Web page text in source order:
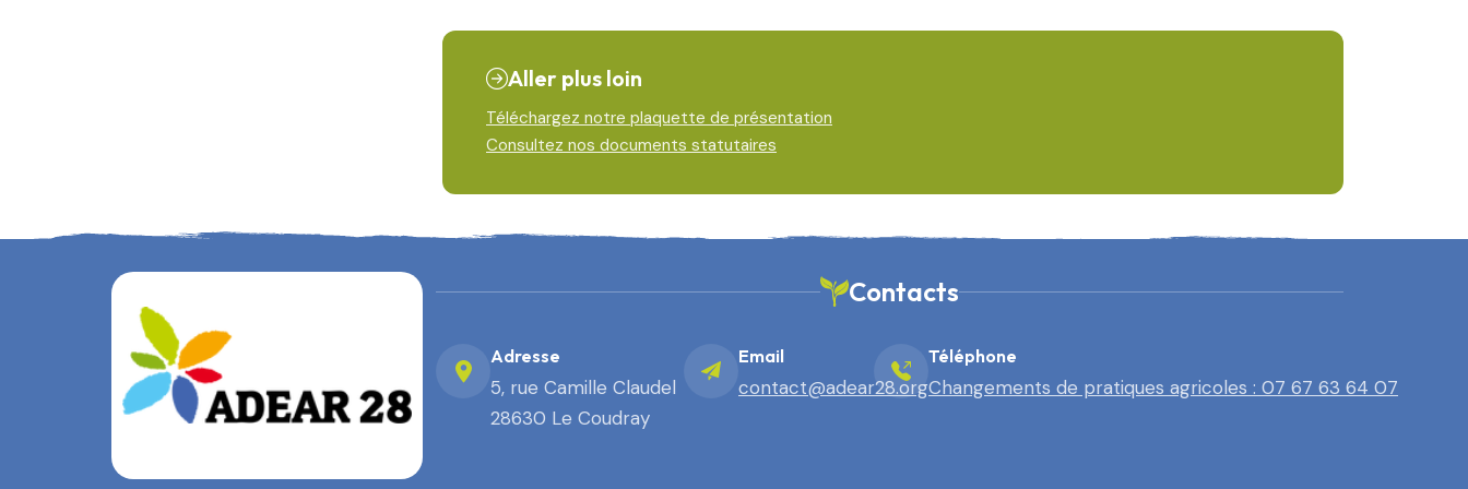
Aller plus loin
Téléchargez notre plaquette de présentation
Consultez nos documents statutaires
Contacts
Adresse
5, rue Camille Claudel
28630 Le Coudray
Email
contact@adear28.org
Téléphone
Changements de pratiques agricoles : 07 67 63 64 07